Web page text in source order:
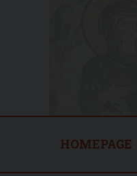
HOMEPAGE